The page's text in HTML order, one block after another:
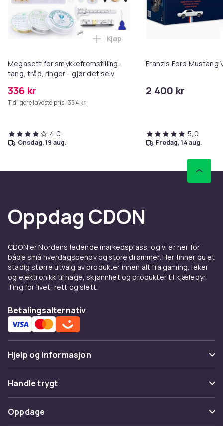
Megasett for smykkefremstilling -
tang, tråd, ringer - gjør det selv
336 kr
Tidligere laveste pris: 354 kr
Legg Megasett for
Kjøp
4,0
onsdag, 19 aug.
Franzis Ford Mustang
2 400 kr
5,0
fredag, 14 aug.
Oppdag CDON
CDON er Nordens ledende markedsplass, og vi er her for
både små hverdagsbehov og store drømmer. Her finner du et
stadig større utvalg av produkter innen alt fra gaming, leker
og elektronikk til hage, skjønnhet og produkter til kjæledyr.
Ting for livet, rett og slett.
Betalingsalternativ
Hjelp og informasjon
Vanlige spørsmål
Spor pakke
Angre & returner her
Handle trygt
Betaling
Oppdage